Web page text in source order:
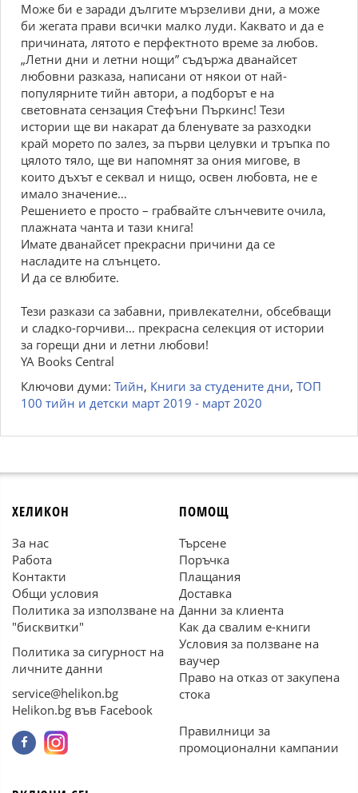
Може би е заради дългите мързеливи дни, а може
би жегата прави всички малко луди. Каквато и да е
причината, лятото е перфектното време за любов.
„Летни дни и летни нощи” съдържа дванайсет
любовни разказа, написани от някои от най-
популярните тийн автори, а подборът е на
световната сензация Стефъни Пъркинс! Тези
истории ще ви накарат да бленувате за разходки
край морето по залез, за първи целувки и тръпка по
цялото тяло, ще ви напомнят за ония мигове, в
които дъхът е секвал и нищо, освен любовта, не е
имало значение…
Решението е просто – грабвайте слънчевите очила,
плажната чанта и тази книга!
Имате дванайсет прекрасни причини да се
насладите на слънцето.
И да се влюбите.
Тези разкази са забавни, привлекателни, обсебващи
и сладко-горчиви… прекрасна селекция от истории
за горещи дни и летни любови!
YA Books Central
Ключови думи: Тийн, Книги за студените дни, ТОП
100 тийн и детски март 2019 - март 2020
ХЕЛИКОН
За нас
Работа
Контакти
Общи условия
Политика за използване на
"бисквитки"
Политика за сигурност на
личните данни
service@helikon.bg
Helikon.bg във Facebook
ПОМОЩ
Търсене
Поръчка
Плащания
Доставка
Данни за клиента
Как да свалим е-книги
Условия за ползване на
ваучер
Право на отказ от закупена
стока
Правилници за
промоционални кампании